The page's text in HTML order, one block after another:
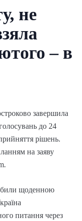
не
– в
завершила
до 24
рішень.
на заяву
щоденною
питання через